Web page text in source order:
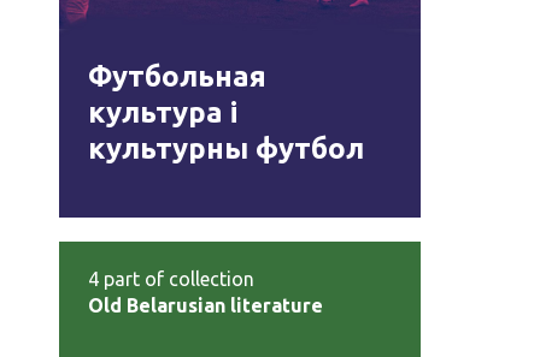
Футбольная
культура і
культурны футбол
4 part of collection
Old Belarusian literature